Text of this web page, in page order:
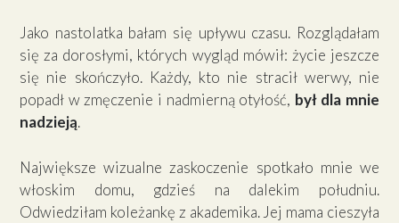
Jako nastolatka bałam się upływu czasu. Rozglądałam
się za dorosłymi, których wygląd mówił: życie jeszcze
się nie skończyło. Każdy, kto nie stracił werwy, nie
popadł w zmęczenie i nadmierną otyłość, był dla mnie
nadzieją.
Największe wizualne zaskoczenie spotkało mnie we
włoskim domu, gdzieś na dalekim południu.
Odwiedziłam koleżankę z akademika. Jej mama cieszyła